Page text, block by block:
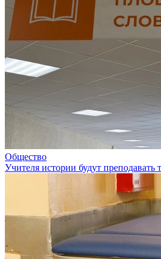
Общество
Учителя истории будут